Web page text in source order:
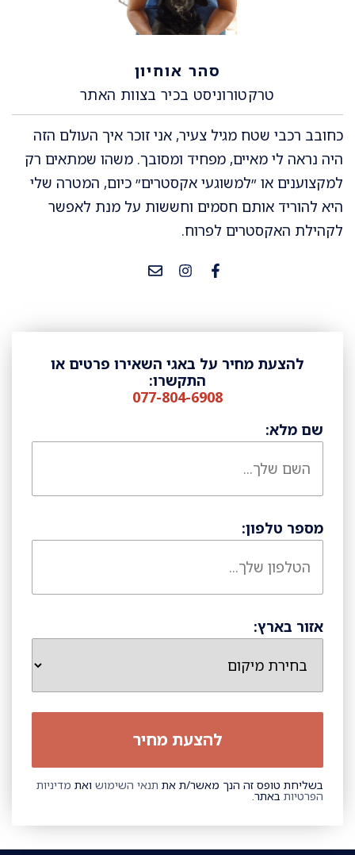
סהר אוחיון
טרקטורוניסט בכיר בצוות האתר
כחובב רכבי שטח מגיל צעיר, אני זוכר איך העולם הזה
היה נראה לי מאיים, מפחיד ומסובך. משהו שמתאים רק
למקצוענים או ״למשוגעי אקסטרים״ כיום, המטרה שלי
היא להוריד אותם חסמים וחששות על מנת לאפשר
לקהילת האקסטרים לפרוח.
להצעת מחיר על באגי השאירו פרטים או
התקשרו:
077-804-6908
שם מלא:
מספר טלפון:
אזור בארץ:
בשליחת טופס זה הנך מאשר/ת את תנאי השימוש ואת מדיניות
הפרטיות באתר.